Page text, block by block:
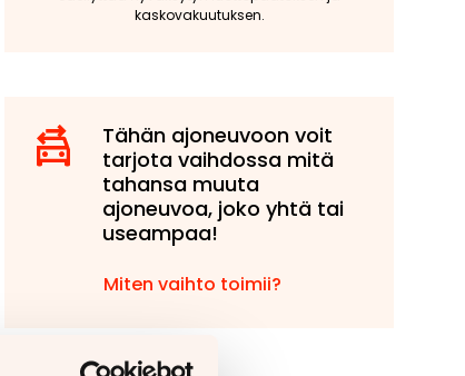
kaskovakuutuksen.
Tähän ajoneuvoon voit
tarjota vaihdossa mitä
tahansa muuta
ajoneuvoa, joko yhtä tai
useampaa!
Miten vaihto toimii?